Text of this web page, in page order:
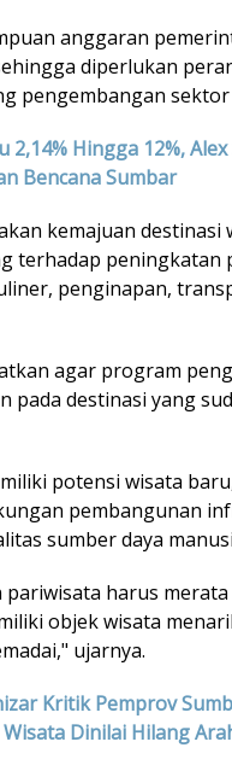
anggaran
diperlukan
pengembangan
2,14% Hingga 12%,
Bencana Sumbar
kemajuan destinasi
terhadap peningkatan
penginapan,
agar program
pada destinasi yang
potensi wisata
pembangunan
sumber daya
pariwisata harus
objek wisata
ujarnya.
Kritik Pemprov
Dinilai Hilang